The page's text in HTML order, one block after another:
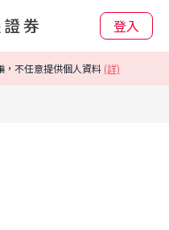
登入
，不任意提供個人資料 (詳)